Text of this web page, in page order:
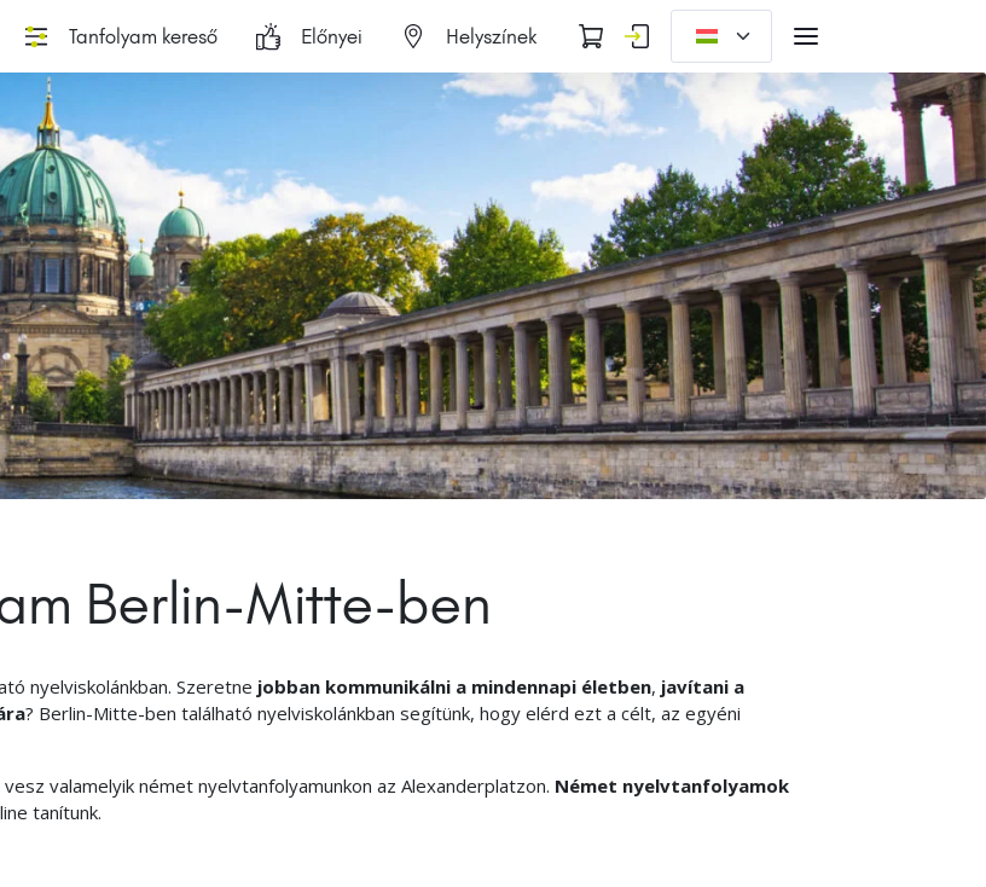
Tanfolyam kereső Előnyei Helyszínek
Berlin-Mitte-ben
nyelviskolánkban. Szeretne jobban kommunikálni a mindennapi életben, javítani a
? Berlin-Mitte-ben található nyelviskolánkban segítünk, hogy elérd ezt a célt, az egyéni
valamelyik német nyelvtanfolyamunkon az Alexanderplatzon. Német nyelvtanfolyamok
tanítunk.